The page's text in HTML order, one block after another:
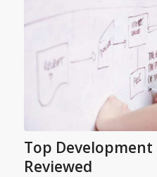
Top Development
Reviewed